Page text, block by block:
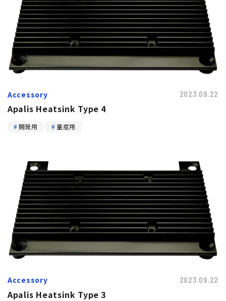
Accessory 2023.09.22
Apalis Heatsink Type 4
開発用 量産用
Accessory 2023.09.22
Apalis Heatsink Type 3